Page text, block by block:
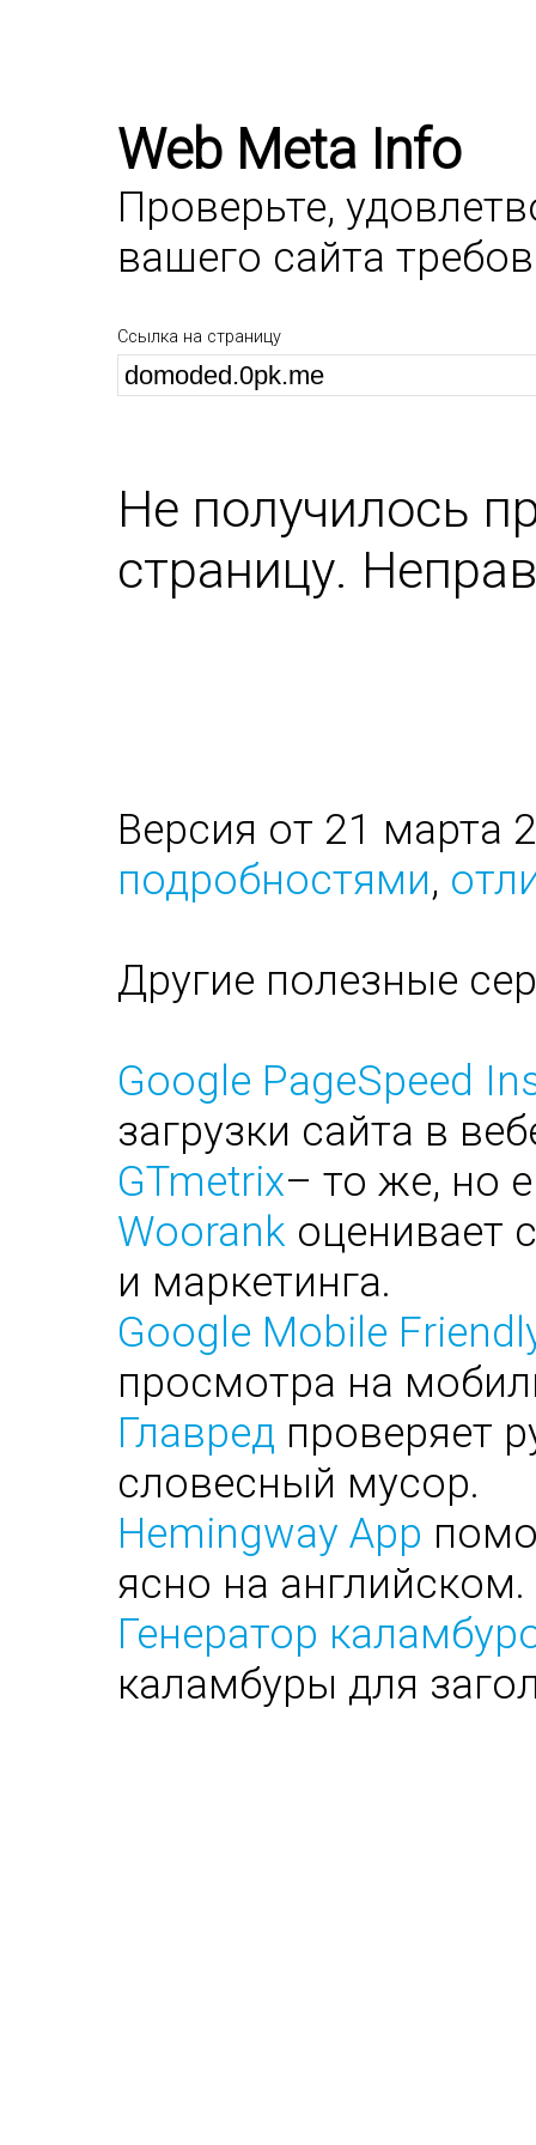
Web Meta Info
Проверьте,
вашего сайта
Ссылка на страницу
Не получилось
страницу.
Версия от 21 марта
подробностями,
Другие полезные
Google PageSpeed
загрузки сайта в
GTmetrix– то же, но
Woorank оценивает
и маркетинга.
Google Mobile
просмотра на
Главред проверяет
словесный мусор.
Hemingway App
ясно на английском.
Генератор
каламбуры для